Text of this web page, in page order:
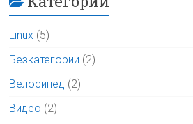
Linux (5)
Безкатегории (2)
Велосипед (2)
Видео (2)